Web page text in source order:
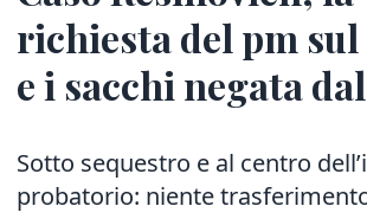
richiesta del pm
e i sacchi negata
Sotto sequestro e al centro
probatorio: niente